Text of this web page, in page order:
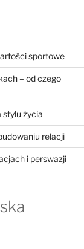
sportowe
– od czego
stylu życia
relacji
i perswazji